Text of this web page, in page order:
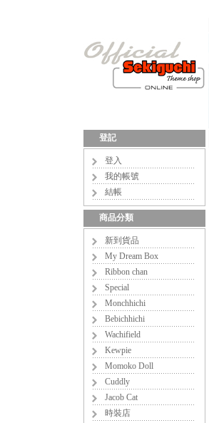
登記
登入
我的帳號
結帳
商品分類
新到貨品
My Dream Box
Ribbon chan
Special
Monchhichi
Bebichhichi
Wachifield
Kewpie
Momoko Doll
Cuddly
Jacob Cat
時裝店